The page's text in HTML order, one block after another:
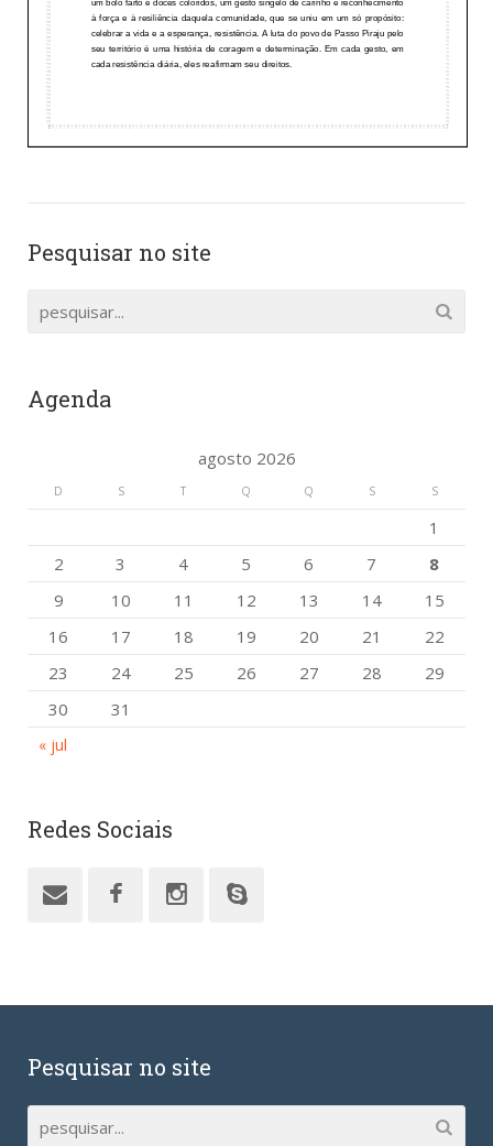
Pesquisar no site
Agenda
agosto 2026
D S T Q Q S S
« jul
1
2
3 4 5 6 7
8
9
10 11 12 13 14
15
16
17 18 19 20 21
22
23
24 25 26 27 28
29
30
31
Redes Sociais
Pesquisar no site